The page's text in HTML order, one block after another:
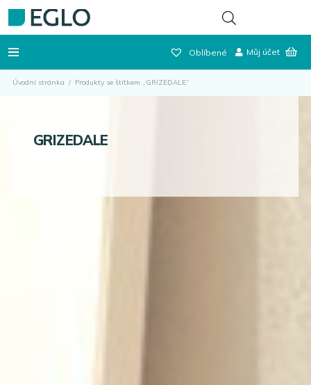
Oblíbené Můj účet
Úvodní stránka / Produkty se štítkem „GRIZEDALE“
GRIZEDALE